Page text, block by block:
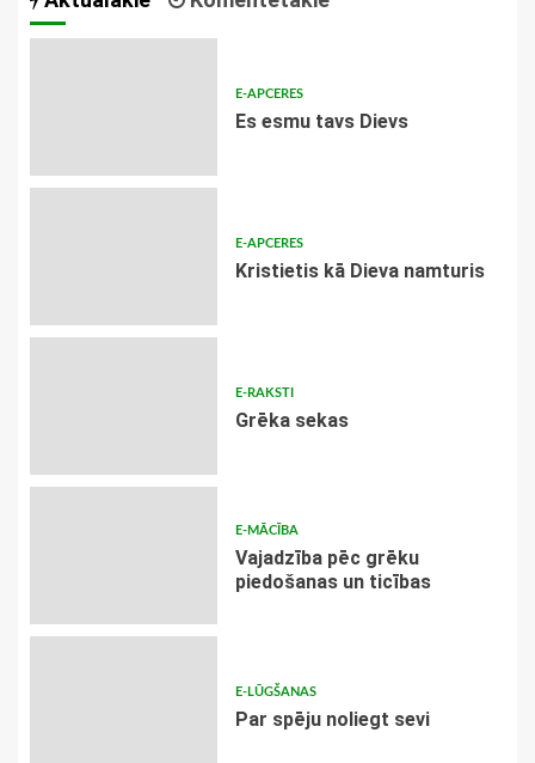
E-APCERES
Es esmu tavs Dievs
E-APCERES
Kristietis kā Dieva namturis
E-RAKSTI
Grēka sekas
E-MĀCĪBA
Vajadzība pēc grēku
piedošanas un ticības
E-LŪGŠANAS
Par spēju noliegt sevi